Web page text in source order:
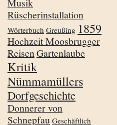
Rüscherinstallation
Wörterbuch Greußing 1859
Hochzeit Moosbrugger
ReisenGartenlaube
Kritik
Nümmamüllers
Dorfgeschichte
Donnerer von
Schnepfau Geschäftlich